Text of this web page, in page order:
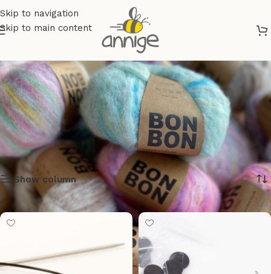
Skip to navigation
Skip to main content
Show column